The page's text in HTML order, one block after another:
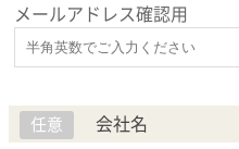
メールアドレス確認用
任意 会社名